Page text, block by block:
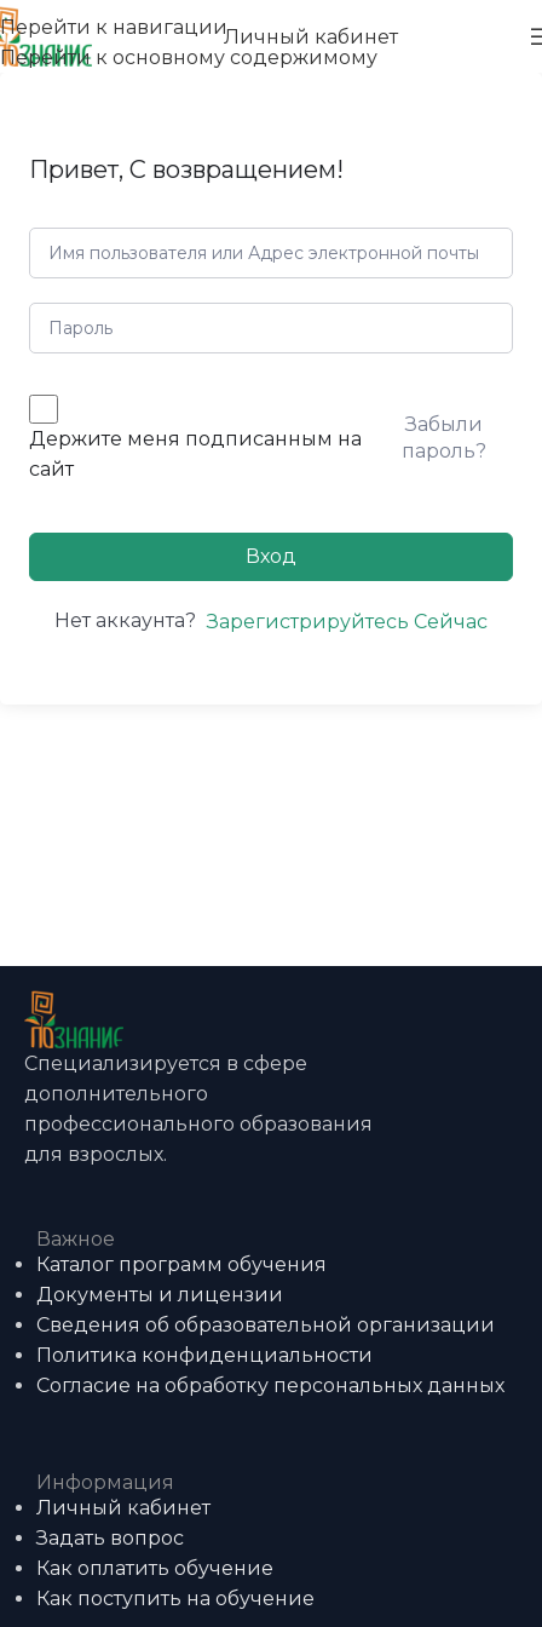
Перейти к навигации
Перейти к основному содержимому
Личный кабинет
Привет, С возвращением!
Держите меня подписанным на
сайт
Забыли
пароль?
Вход
Нет аккаунта? Зарегистрируйтесь Сейчас
Специализируется в сфере
дополнительного
профессионального образования
для взрослых.
Важное
Каталог программ обучения
Документы и лицензии
Сведения об образовательной организации
Политика конфиденциальности
Согласие на обработку персональных данных
Информация
Личный кабинет
Задать вопрос
Как оплатить обучение
Как поступить на обучение